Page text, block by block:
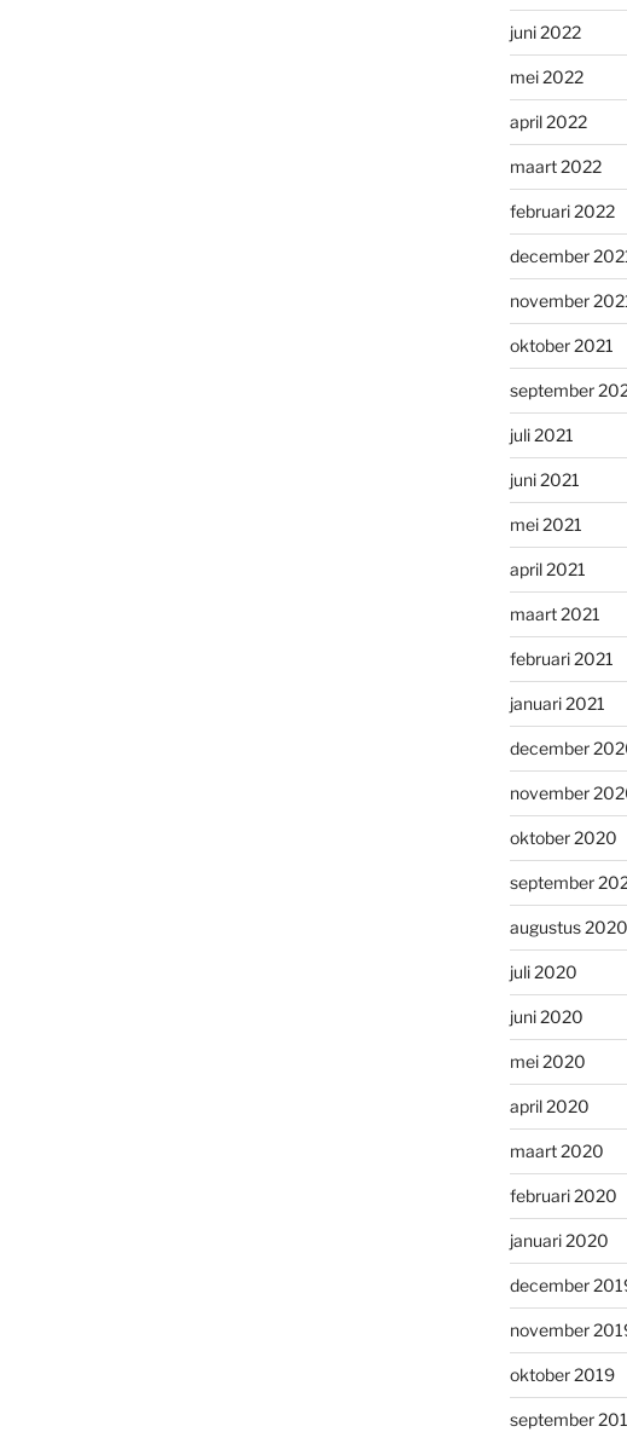
juni 2022
mei 2022
april 2022
maart 2022
februari 2022
december
november
oktober 2021
september
juli 2021
juni 2021
mei 2021
april 2021
maart 2021
februari 2021
januari 2021
december
november
oktober 2020
september
augustus 2020
juli 2020
juni 2020
mei 2020
april 2020
maart 2020
februari 2020
januari 2020
december
november
oktober 2019
september